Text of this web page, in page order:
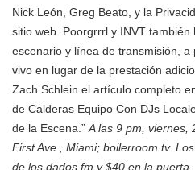
Nick León, Greg Beato, y la
sitio web. Poorgrrrl y INVT
escenario y línea de transmisión,
vivo en lugar de la prestación
Zach Schlein el artículo completo
de Calderas Equipo Con DJs
de la Escena.” A las 9 pm, viernes,
First Ave., Miami; boilerroom.tv.
de los dados.fm y $40 en la puerta.